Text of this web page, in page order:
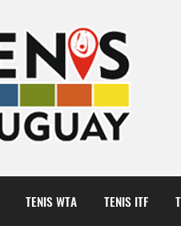
TENIS WTA TENIS ITF